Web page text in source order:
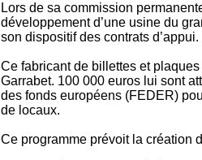
Lors de sa commission
développement d’une usine du
son dispositif des contrats d’appui.
Ce fabricant de billettes et
Garrabet. 100 000 euros lui sont
des fonds européens (FEDER)
de locaux.
Ce programme prévoit la création